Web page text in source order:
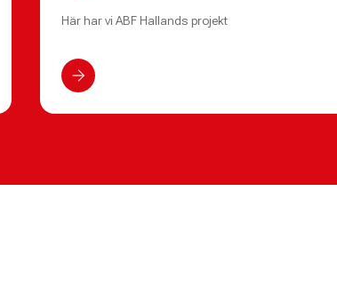
Här har vi ABF Hallands projekt